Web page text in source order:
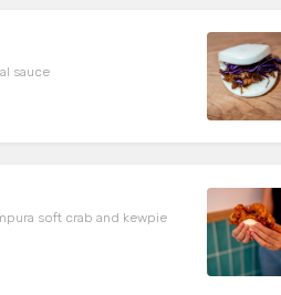
sauce
soft crab and kewpie